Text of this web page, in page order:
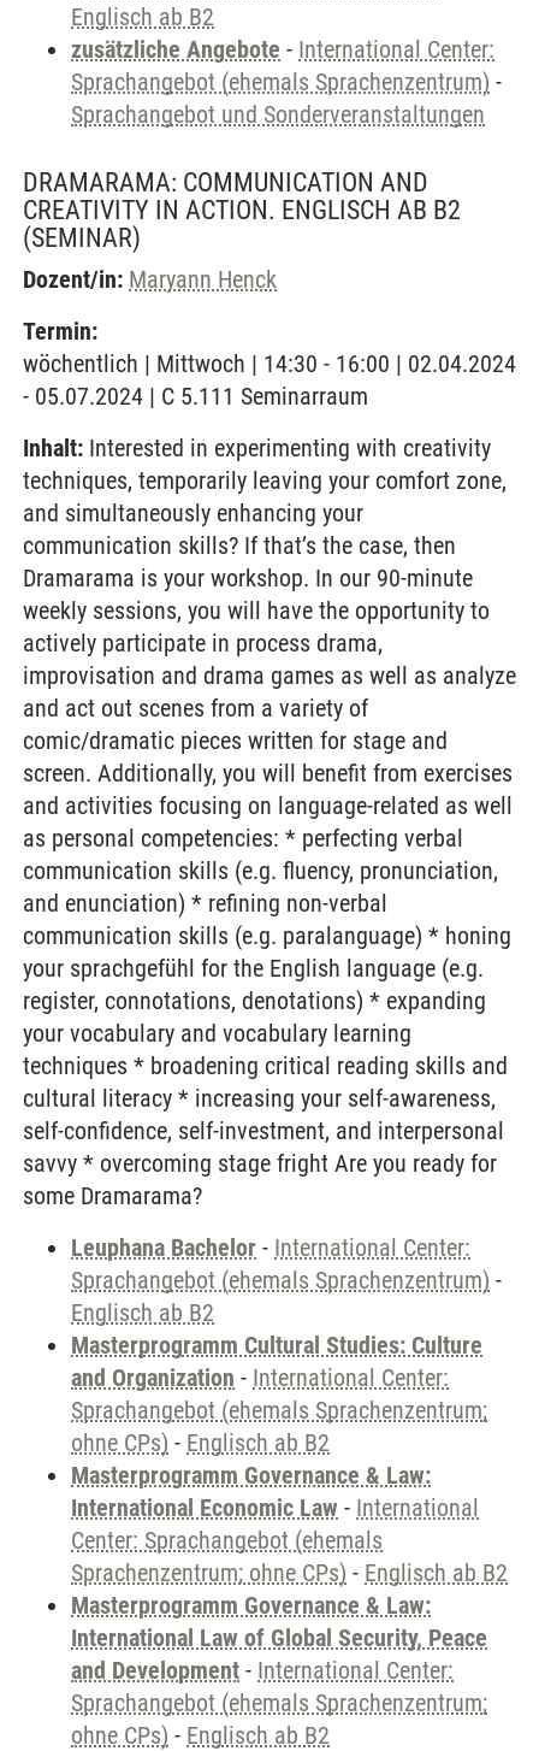
Englisch ab B2
zusätzliche Angebote - International Center:
Sprachangebot (ehemals Sprachenzentrum) -
Sprachangebot und Sonderveranstaltungen
DRAMARAMA: COMMUNICATION AND
CREATIVITY IN ACTION. ENGLISCH AB B2
(SEMINAR)
Dozent/in: Maryann Henck
Termin:
wöchentlich | Mittwoch | 14:30 - 16:00 | 02.04.2024
- 05.07.2024 | C 5.111 Seminarraum
Inhalt: Interested in experimenting with creativity
techniques, temporarily leaving your comfort zone,
and simultaneously enhancing your
communication skills? If that’s the case, then
Dramarama is your workshop. In our 90-minute
weekly sessions, you will have the opportunity to
actively participate in process drama,
improvisation and drama games as well as analyze
and act out scenes from a variety of
comic/dramatic pieces written for stage and
screen. Additionally, you will benefit from exercises
and activities focusing on language-related as well
as personal competencies: * perfecting verbal
communication skills (e.g. fluency, pronunciation,
and enunciation) * refining non-verbal
communication skills (e.g. paralanguage) * honing
your sprachgefühl for the English language (e.g.
register, connotations, denotations) * expanding
your vocabulary and vocabulary learning
techniques * broadening critical reading skills and
cultural literacy * increasing your self-awareness,
self-confidence, self-investment, and interpersonal
savvy * overcoming stage fright Are you ready for
some Dramarama?
Leuphana Bachelor - International Center:
Sprachangebot (ehemals Sprachenzentrum) -
Englisch ab B2
Masterprogramm Cultural Studies: Culture
and Organization - International Center:
Sprachangebot (ehemals Sprachenzentrum;
ohne CPs) - Englisch ab B2
Masterprogramm Governance & Law:
International Economic Law - International
Center: Sprachangebot (ehemals
Sprachenzentrum; ohne CPs) - Englisch ab B2
Masterprogramm Governance & Law:
International Law of Global Security, Peace
and Development - International Center:
Sprachangebot (ehemals Sprachenzentrum;
ohne CPs) - Englisch ab B2